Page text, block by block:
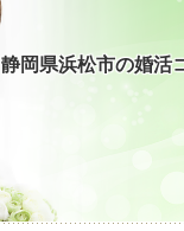
静岡県浜松市の婚活